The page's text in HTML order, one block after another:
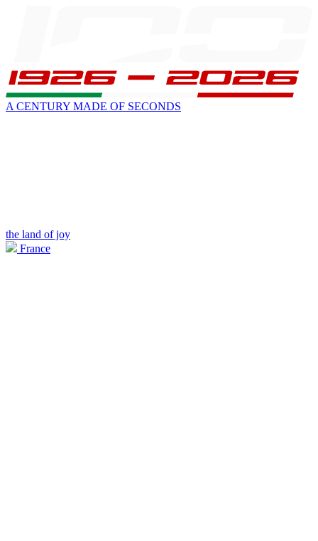
A CENTURY MADE OF SECONDS
the land of joy
France